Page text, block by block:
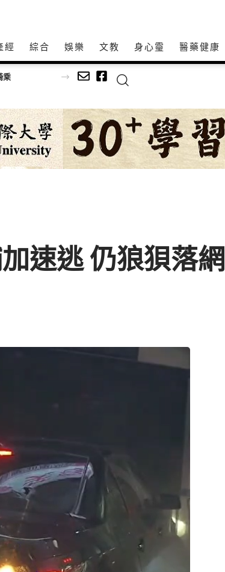
經 綜合 娛樂 文教 身心𩆜 醫藥健康
速逃 仍狼狽落網